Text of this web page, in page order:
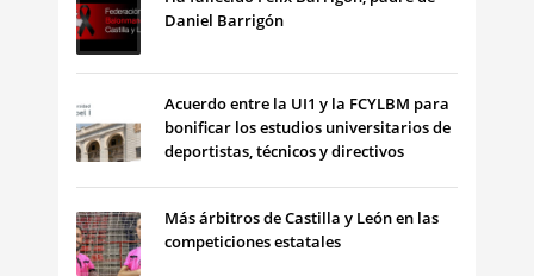
Daniel Barrigón
Acuerdo entre la UI1 y la FCYLBM para
bonificar los estudios universitarios de
deportistas, técnicos y directivos
Más árbitros de Castilla y León en las
competiciones estatales